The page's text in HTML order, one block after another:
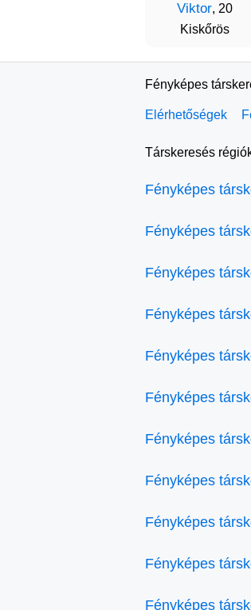
Viktor, 20
Kiskőrös
Fényképes
Elérhetőségek
Társkeresés
Fényképes
Fényképes
Fényképes
Fényképes
Fényképes
Fényképes
Fényképes
Fényképes
Fényképes
Fényképes
Fényképes